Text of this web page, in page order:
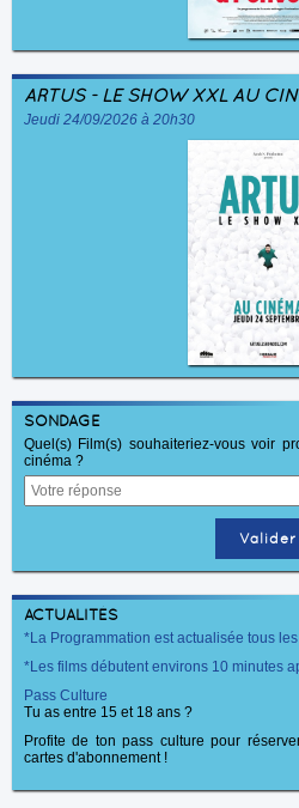
ARTUS - LE SHOW XXL AU
Jeudi 24/09/2026 à 20h30
SONDAGE
Quel(s) Film(s) souhaiteriez-vous voir
cinéma ?
ACTUALITÉS
*La Programmation est actualisée tous
*Les films débutent environs 10 minutes
Pass Culture
Tu as entre 15 et 18 ans ?
Profite de ton pass culture pour
cartes d'abonnement !